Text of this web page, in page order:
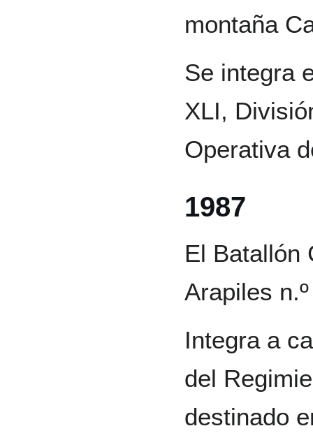
montaña
Se integra
XLI,
Operativa
1987
El Batallón
Arapiles
Integra a
del
destinado